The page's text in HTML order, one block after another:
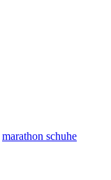
marathon schuhe